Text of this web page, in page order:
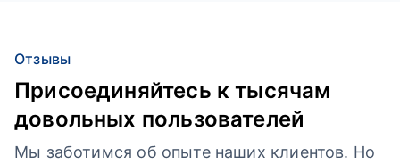
Отзывы
Присоединяйтесь к тысячам
довольных пользователей
Мы заботимся об опыте наших клиентов. Но